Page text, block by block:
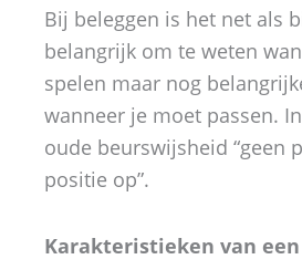
Bij beleggen is het net als
belangrijk om te weten
spelen maar nog
wanneer je moet passen.
oude beurswijsheid “geen
positie op”.
Karakteristieken van